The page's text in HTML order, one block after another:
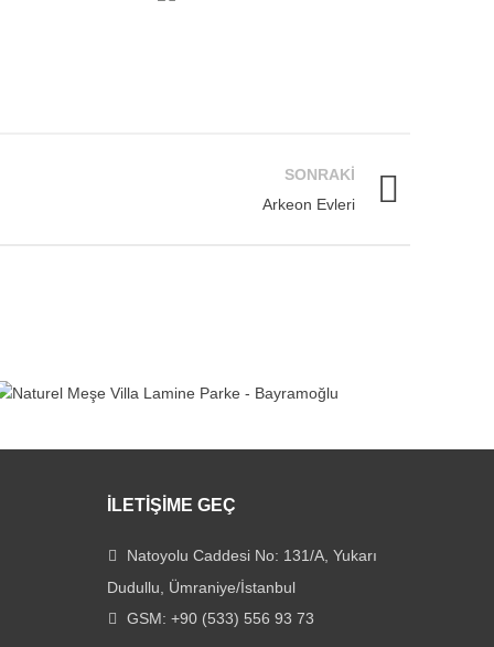
SONRAKI
Arkeon Evleri
İLETIŞIME GEÇ
Natoyolu Caddesi No: 131/A, Yukarı
Dudullu, Ümraniye/İstanbul
GSM: +90 (533) 556 93 73